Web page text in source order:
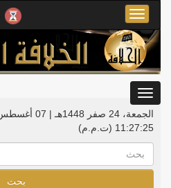
Toggle
navigation
الجمعة، 24 صفر 1448هـ | 07 أغسطس 2026م |
11:27:25 (ت.م.م)
بحث